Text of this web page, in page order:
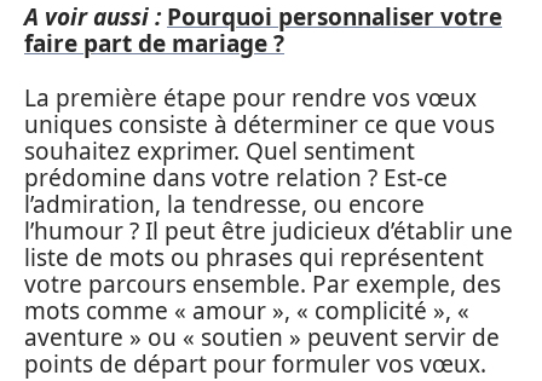
A voir aussi : Pourquoi personnaliser votre
faire part de mariage ?
La première étape pour rendre vos vœux
uniques consiste à déterminer ce que vous
souhaitez exprimer. Quel sentiment
prédomine dans votre relation ? Est-ce
l’admiration, la tendresse, ou encore
l’humour ? Il peut être judicieux d’établir une
liste de mots ou phrases qui représentent
votre parcours ensemble. Par exemple, des
mots comme « amour », « complicité », «
aventure » ou « soutien » peuvent servir de
points de départ pour formuler vos vœux.